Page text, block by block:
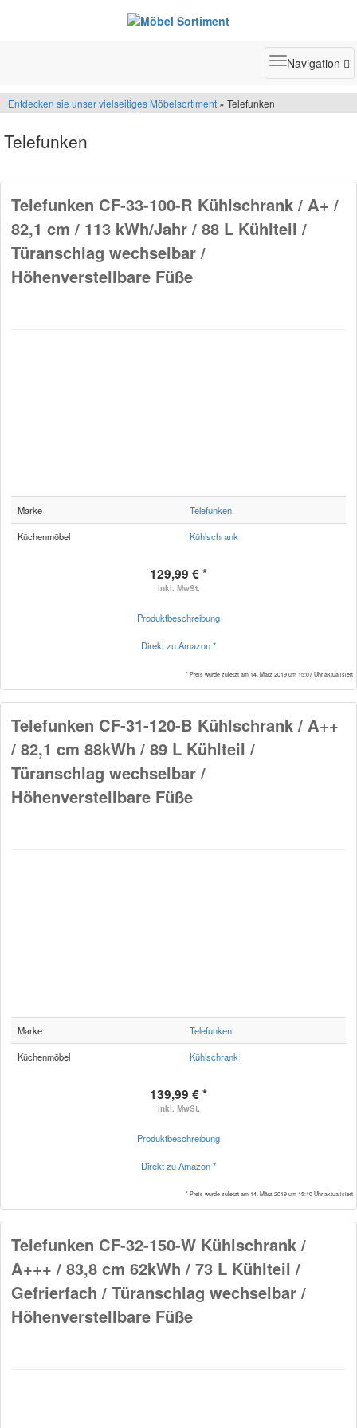
Toggle
Navigation
Entdecken sie unser vielseitiges Möbelsortiment » Telefunken
Telefunken
Telefunken CF-33-100-R Kühlschrank / A+ /
82,1 cm / 113 kWh/Jahr / 88 L Kühlteil /
Türanschlag wechselbar /
Höhenverstellbare Füße
Marke Telefunken
Küchenmöbel Kühlschrank
129,99 € *
inkl. MwSt.
Produktbeschreibung
Direkt zu Amazon *
* Preis wurde zuletzt am 14. März 2019 um 15:07 Uhr aktualisiert
Telefunken CF-31-120-B Kühlschrank / A++
/ 82,1 cm 88kWh / 89 L Kühlteil /
Türanschlag wechselbar /
Höhenverstellbare Füße
Marke Telefunken
Küchenmöbel Kühlschrank
139,99 € *
inkl. MwSt.
Produktbeschreibung
Direkt zu Amazon *
* Preis wurde zuletzt am 14. März 2019 um 15:10 Uhr aktualisiert
Telefunken CF-32-150-W Kühlschrank /
A+++ / 83,8 cm 62kWh / 73 L Kühlteil /
Gefrierfach / Türanschlag wechselbar /
Höhenverstellbare Füße